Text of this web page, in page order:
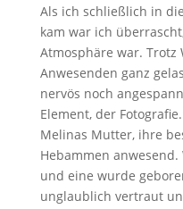
Als ich schließlich in
kam war ich
Atmosphäre war. Trotz
Anwesenden ganz
nervös noch
Element, der
Melinas Mutter, ihre
Hebammen
und eine wurde
unglaublich vertraut